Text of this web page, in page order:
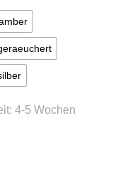
1
4-5 Wochen